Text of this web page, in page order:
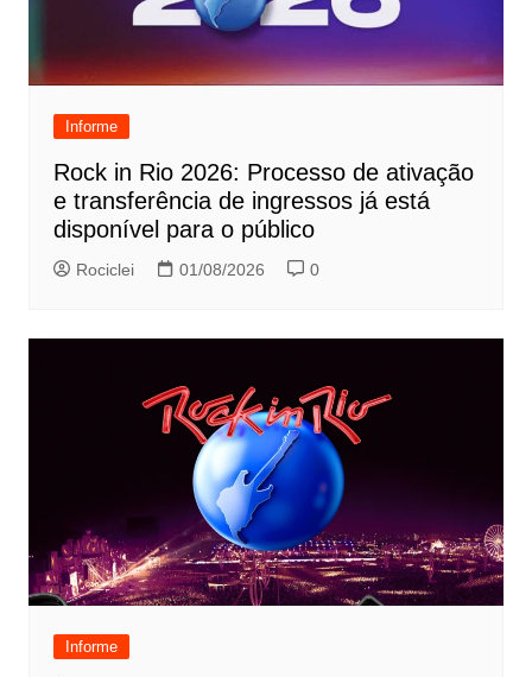
Informe
Rock in Rio 2026: Processo de ativação
e transferência de ingressos já está
disponível para o público
Rociclei 01/08/2026 0
Informe